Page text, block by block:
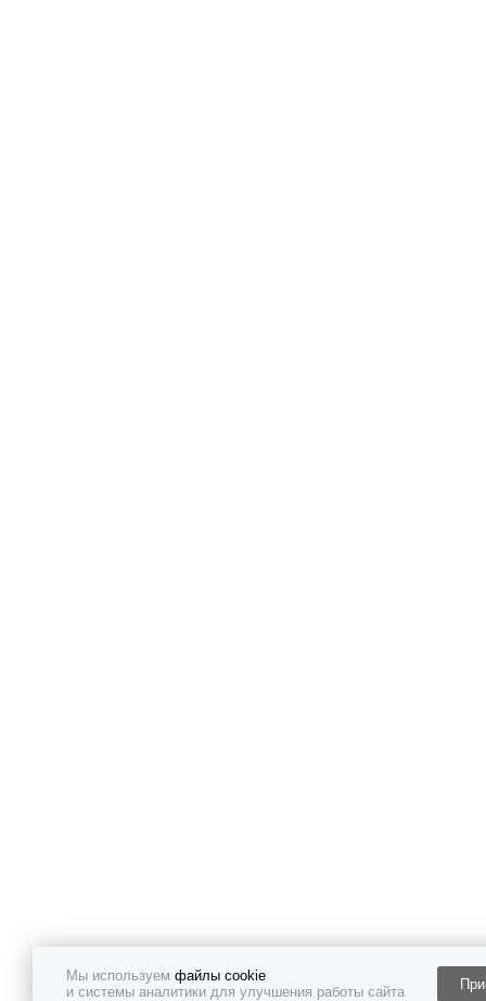
Мы используем файлы cookie
и системы аналитики для улучшения работы сайта